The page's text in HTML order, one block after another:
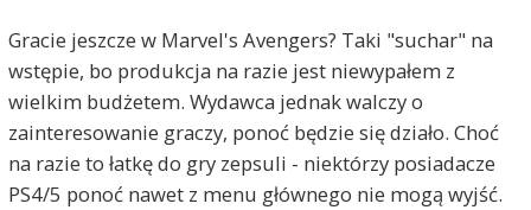
Gracie jeszcze w Marvel's Avengers? Taki "suchar" na
wstępie, bo produkcja na razie jest niewypałem z
wielkim budżetem. Wydawca jednak walczy o
zainteresowanie graczy, ponoć będzie się działo. Choć
na razie to łatkę do gry zepsuli - niektórzy posiadacze
PS4/5 ponoć nawet z menu głównego nie mogą wyjść.